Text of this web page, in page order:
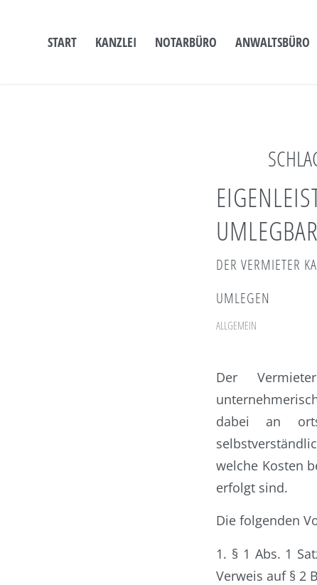
START KANZLEI NOTARBÜRO ANWALTSBÜRO
UMLEGBAR
DER VERMIETER
UMLEGEN
ALLGEMEIN
Der
dabei an
welche Kosten
erfolgt sind.
Die folgenden
1. § 1 Abs. 1
Verweis auf § 2